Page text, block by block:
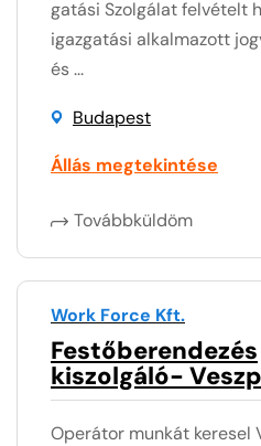
gatási Szolgálat felvételt
igazgatási alkalmazott
és ...
Budapest
Állás megtekintése
Továbbküldöm
Work Force Kft.
Festőberendezés
kiszolgáló-
Operátor munkát keresel